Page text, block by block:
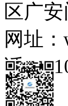
区广
网址
话：